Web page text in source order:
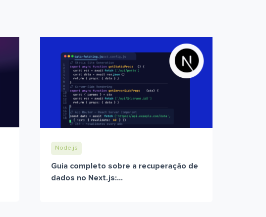
Node.js
Guia completo sobre a recuperação de
dados no Next.js:...